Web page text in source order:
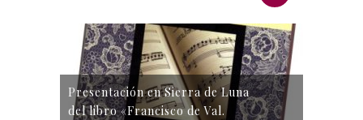
Presentación en Sierra de Luna
del libro «Francisco de Val.